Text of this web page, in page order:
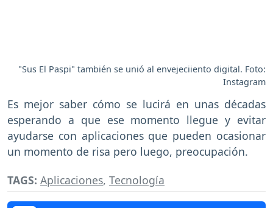
"Sus El Paspi" también se unió al envejeciiento digital. Foto:
Instagram
Es mejor saber cómo se lucirá en unas décadas
esperando a que ese momento llegue y evitar
ayudarse con aplicaciones que pueden ocasionar
un momento de risa pero luego, preocupación.
TAGS: Aplicaciones, Tecnología